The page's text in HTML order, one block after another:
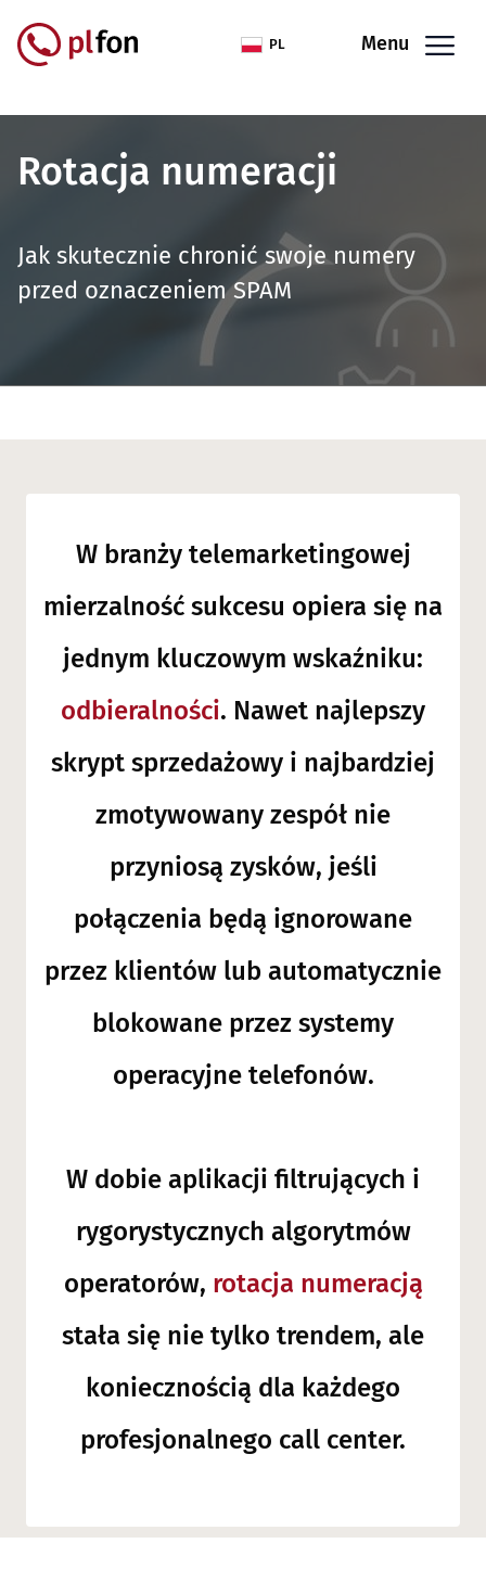
PL Menu
Rotacja numeracji
Jak skutecznie chronić swoje numery
przed oznaczeniem SPAM
W branży telemarketingowej
mierzalność sukcesu opiera się na
jednym kluczowym wskaźniku:
odbieralności. Nawet najlepszy
skrypt sprzedażowy i najbardziej
zmotywowany zespół nie
przyniosą zysków, jeśli
połączenia będą ignorowane
przez klientów lub automatycznie
blokowane przez systemy
operacyjne telefonów.
W dobie aplikacji filtrujących i
rygorystycznych algorytmów
operatorów, rotacja numeracją
stała się nie tylko trendem, ale
koniecznością dla każdego
profesjonalnego call center.